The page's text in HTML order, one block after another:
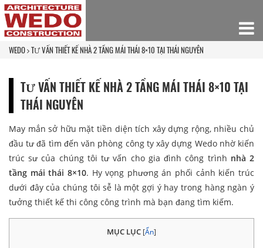
WEDO TƯ VẤN THIẾT KẾ NHÀ 2 TẦNG MÁI THÁI 8×10 TẠI THÁI NGUYÊN
TƯ VẤN THIẾT KẾ NHÀ 2 TẦNG MÁI THÁI 8×10 TẠI
THÁI NGUYÊN
May mắn sở hữu mặt tiền diện tích xây dựng rộng, nhiều chủ
đầu tư đã tìm đến văn phòng công ty xây dựng Wedo nhờ kiến
trúc sư của chúng tôi tư vấn cho gia đình công trình nhà 2
tầng mái thái 8×10. Hy vọng phương án phối cảnh kiến trúc
dưới đây của chúng tôi sễ là một gợi ý hay trong hàng ngàn ý
tưởng thiết kế thi công công trình mà bạn đang tìm kiếm.
MỤC LỤC [Ẩn]